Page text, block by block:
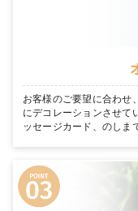
お客様のご要望に合わせ
にデコレーションさせて
ッセージカード、のしま